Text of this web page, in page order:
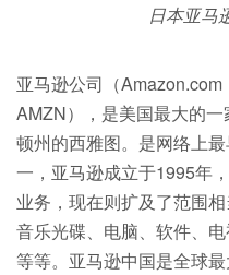
日本亚马
亚马逊公司（Amazon.com
AMZN），是美国最大的
顿州的西雅图。是网络上
一，亚马逊成立于1995年
业务，现在则扩及了范围
音乐光碟、电脑、软件、
等等。亚马逊中国是全球